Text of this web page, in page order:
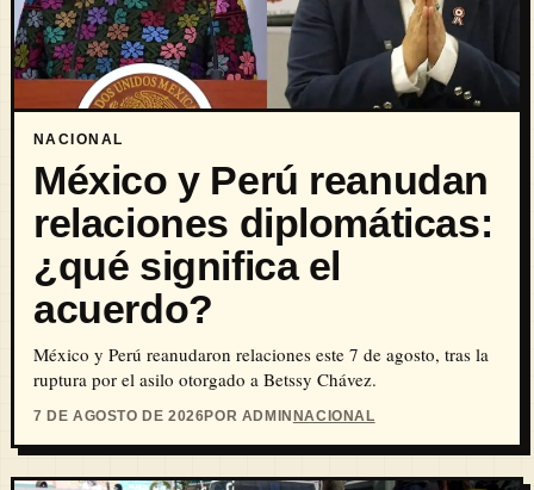
NACIONAL
México y Perú reanudan
relaciones diplomáticas:
¿qué significa el
acuerdo?
México y Perú reanudaron relaciones este 7 de agosto, tras la
ruptura por el asilo otorgado a Betssy Chávez.
7 DE AGOSTO DE 2026POR ADMIN NACIONAL